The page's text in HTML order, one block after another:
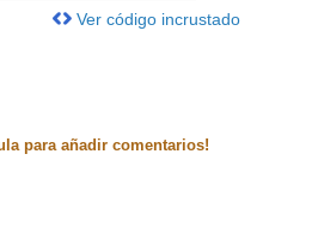
Ver código incrustado
para añadir comentarios!